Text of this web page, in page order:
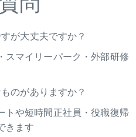
が大丈夫ですか？
スマイリーパーク・外部研修
のがありますか？
トや短時間正社員・役職復帰
きます